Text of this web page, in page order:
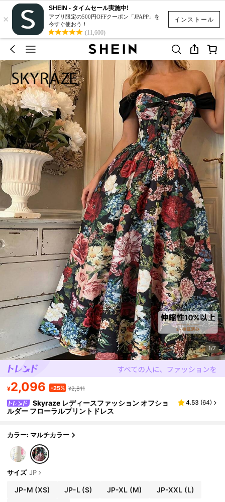
インストール
×
SHEIN - タイムセール実施中!
アプリ限定の500円OFFクーポン「JPAPP」を
今すぐ使おう！
(11,600)
1/7
¥2,096 -25% ¥2,811
Skyraze レディースファッション オフショ
ルダー フローラルプリントドレス
4.53 (64)
カラー: マルチカラー
サイズ JP
JP-M (XS) JP-L (S) JP-XL (M) JP-XXL (L)